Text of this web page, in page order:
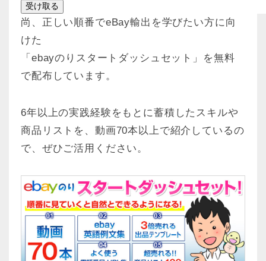
尚、正しい順番でeBay輸出を学びたい方に向
けた
「ebayのりスタートダッシュセット」を無料
で配布しています。
6年以上の実践経験をもとに蓄積したスキルや
商品リストを、動画70本以上で紹介しているの
で、ぜひご活用ください。